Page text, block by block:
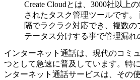
インターネット通話は、現代のコミ
つとして急速に普及しています。特
ンターネット通話サービスは、その
Create Cloudとは、3000社以上
されたタスク管理ツールです
隔でラクラク対応でき、複数
テータス分けする事で管理漏れ